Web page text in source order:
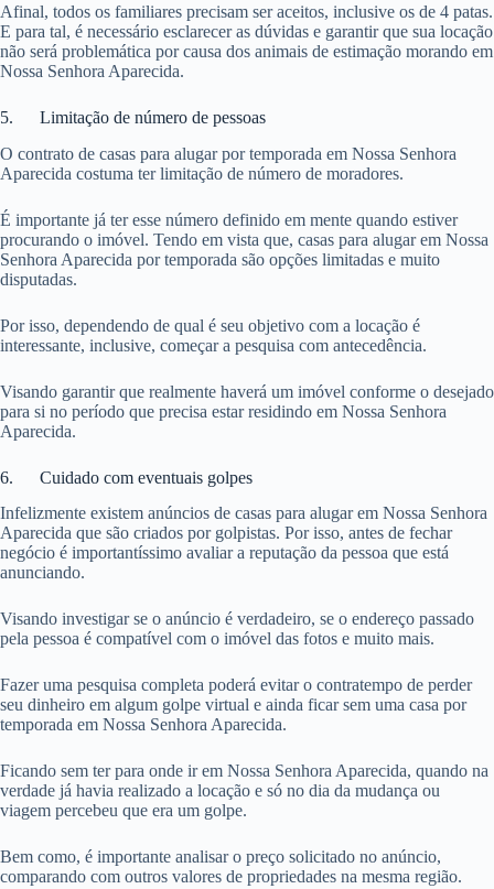
Afinal, todos os familiares precisam ser aceitos, inclusive os de 4 patas.
E para tal, é necessário esclarecer as dúvidas e garantir que sua locação
não será problemática por causa dos animais de estimação morando em
Nossa Senhora Aparecida.
5. Limitação de número de pessoas
O contrato de casas para alugar por temporada em Nossa Senhora
Aparecida costuma ter limitação de número de moradores.
É importante já ter esse número definido em mente quando estiver
procurando o imóvel. Tendo em vista que, casas para alugar em Nossa
Senhora Aparecida por temporada são opções limitadas e muito
disputadas.
Por isso, dependendo de qual é seu objetivo com a locação é
interessante, inclusive, começar a pesquisa com antecedência.
Visando garantir que realmente haverá um imóvel conforme o desejado
para si no período que precisa estar residindo em Nossa Senhora
Aparecida.
6. Cuidado com eventuais golpes
Infelizmente existem anúncios de casas para alugar em Nossa Senhora
Aparecida que são criados por golpistas. Por isso, antes de fechar
negócio é importantíssimo avaliar a reputação da pessoa que está
anunciando.
Visando investigar se o anúncio é verdadeiro, se o endereço passado
pela pessoa é compatível com o imóvel das fotos e muito mais.
Fazer uma pesquisa completa poderá evitar o contratempo de perder
seu dinheiro em algum golpe virtual e ainda ficar sem uma casa por
temporada em Nossa Senhora Aparecida.
Ficando sem ter para onde ir em Nossa Senhora Aparecida, quando na
verdade já havia realizado a locação e só no dia da mudança ou
viagem percebeu que era um golpe.
Bem como, é importante analisar o preço solicitado no anúncio,
comparando com outros valores de propriedades na mesma região.